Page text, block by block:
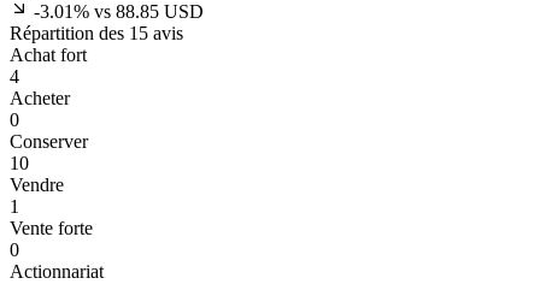
-3.01% vs 88.85 USD
Répartition des 15 avis
Achat fort
4
Acheter
0
Conserver
10
Vendre
1
Vente forte
0
Actionnariat